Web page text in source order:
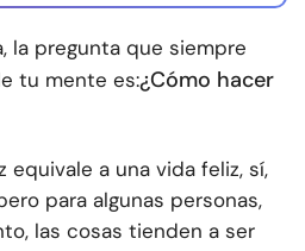
la pregunta que siempre
tu mente es:¿Cómo hacer
equivale a una vida feliz, sí,
para algunas personas,
las cosas tienden a ser